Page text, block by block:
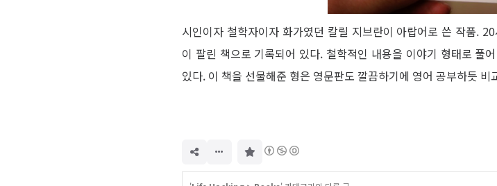
시인이자 철학자이자 화가였던 칼릴 지브란이 아랍어로 쓴 작품.
이 팔린 책으로 기록되어 있다. 철학적인 내용을 이야기 형태로 풀
있다. 이 책을 선물해준 형은 영문판도 깔끔하기에 영어 공부하듯